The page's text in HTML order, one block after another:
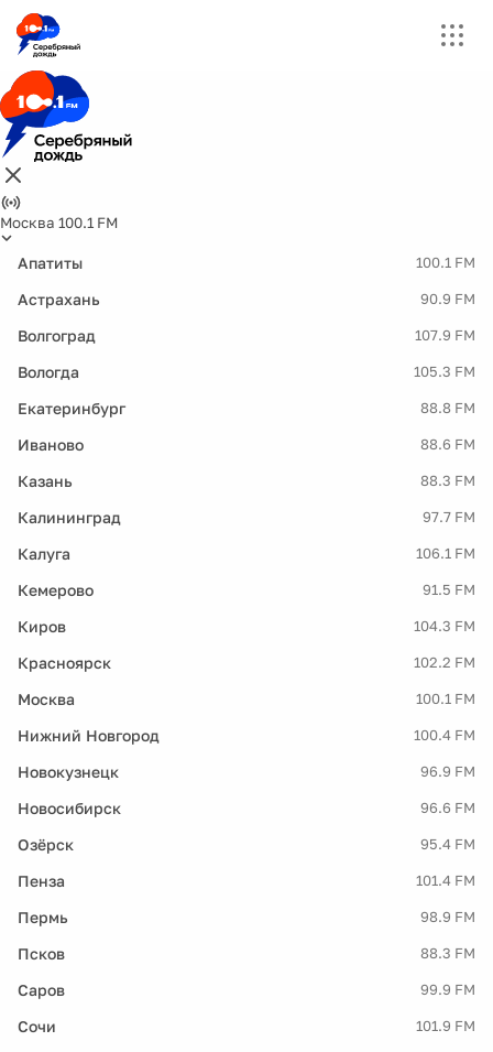
Москва 100.1 FM
Апатиты 100.1 FM
Астрахань 90.9 FM
Волгоград 107.9 FM
Вологда 105.3 FM
Екатеринбург 88.8 FM
Иваново 88.6 FM
Казань 88.3 FM
Калининград 97.7 FM
Калуга 106.1 FM
Кемерово 91.5 FM
Киров 104.3 FM
Красноярск 102.2 FM
Москва 100.1 FM
Нижний Новгород 100.4 FM
Новокузнецк 96.9 FM
Новосибирск 96.6 FM
Озёрск 95.4 FM
Пенза 101.4 FM
Пермь 98.9 FM
Псков 88.3 FM
Саров 99.9 FM
Сочи 101.9 FM